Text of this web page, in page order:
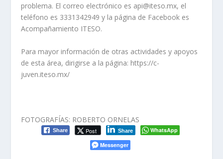
problema. El correo electrónico es api@iteso.mx, el
teléfono es 3331342949 y la página de Facebook es
Acompañamiento ITESO.
Para mayor información de otras actividades y apoyos
de esta área, dirigirse a la página: https://c-
juven.iteso.mx/
FOTOGRAFÍAS: ROBERTO ORNELAS
Share Post Share
WhatsApp
Messenger